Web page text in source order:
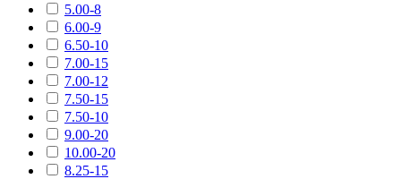
5.00-8
6.00-9
6.50-10
7.00-15
7.00-12
7.50-15
7.50-10
9.00-20
10.00-20
8.25-15